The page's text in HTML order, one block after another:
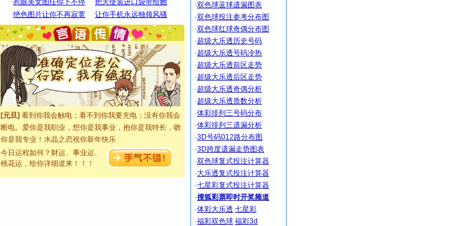
[圣诞节]圣诞节到了，想想没什么送给你的，又不打算给
你太多，只有给你五千万：千万快乐！千万要健康！千万
要平安！千万要知足！千万不要忘记我！
[圣诞节]不只这样的日子才会想起你,而是这样的日子才
能正大光明地骚扰你,告诉你,圣诞要快乐!新年要快乐!天天
都要快乐噢!
[圣诞节]奉上一颗祝福的心,在这个特别的日子里,愿幸福,
如意,快乐,鲜花,一切美好的祝愿与你同在.圣诞快乐!
[元旦]看到你我会触电；看不到你我要充电；没有你我会
断电。爱你是我职业，想你是我事业，抱你是我特长，吻
你是我专业！水晶之恋祝你新年快乐
[元旦] 如果上天让我许三个愿望，一是今生今世和你在一
起；二是再生再世和你在一起；三是三生三世和你不再分
离。水晶之恋祝你新年快乐
今日运程如何？财运、事业运、
桃花运，给你详细道来！！！
·双色球蓝球遗漏图表
·双色球投注参考分布图
·双色球红球奇偶分布图
·超级大乐透历史号码
·超级大乐透号码冷热
·超级大乐透前区走势
·超级大乐透后区走势
·超级大乐透奇偶分析
·超级大乐透质数分析
·体彩排列三号码分布
·体彩排列三遗漏分析
·3D号码012路分布图
·3D跨度遗漏走势图表
·双色球复式投注计算器
·大乐透复式投注计算器
·七星彩复式投注计算器
·搜狐彩票即时开奖频道
·体彩大乐透 七星彩
·福彩双色球 福彩3d